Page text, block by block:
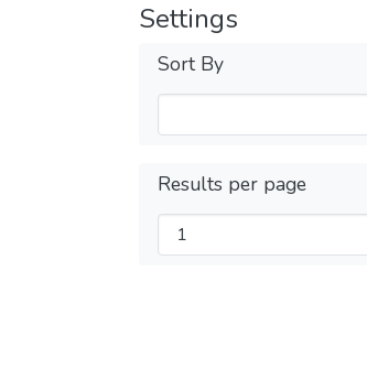
Settings
Sort By
Results per page